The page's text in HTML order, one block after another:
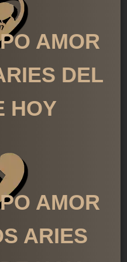
AMOR
DEL
HOY
AMOR
ARIES